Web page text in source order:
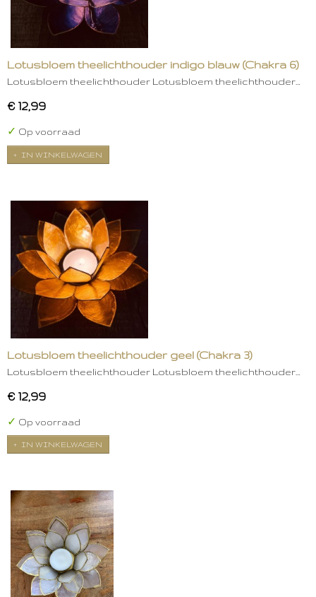
Lotusbloem theelichthouder indigo blauw (Chakra 6)
Lotusbloem theelichthouder Lotusbloem theelichthouder…
€ 12,99
✓ Op voorraad
IN WINKELWAGEN
Lotusbloem theelichthouder geel (Chakra 3)
Lotusbloem theelichthouder Lotusbloem theelichthouder…
€ 12,99
✓ Op voorraad
IN WINKELWAGEN